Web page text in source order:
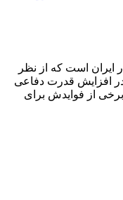
است که از نظر
در افزایش قدرت دفاعی
از فوایدش برای